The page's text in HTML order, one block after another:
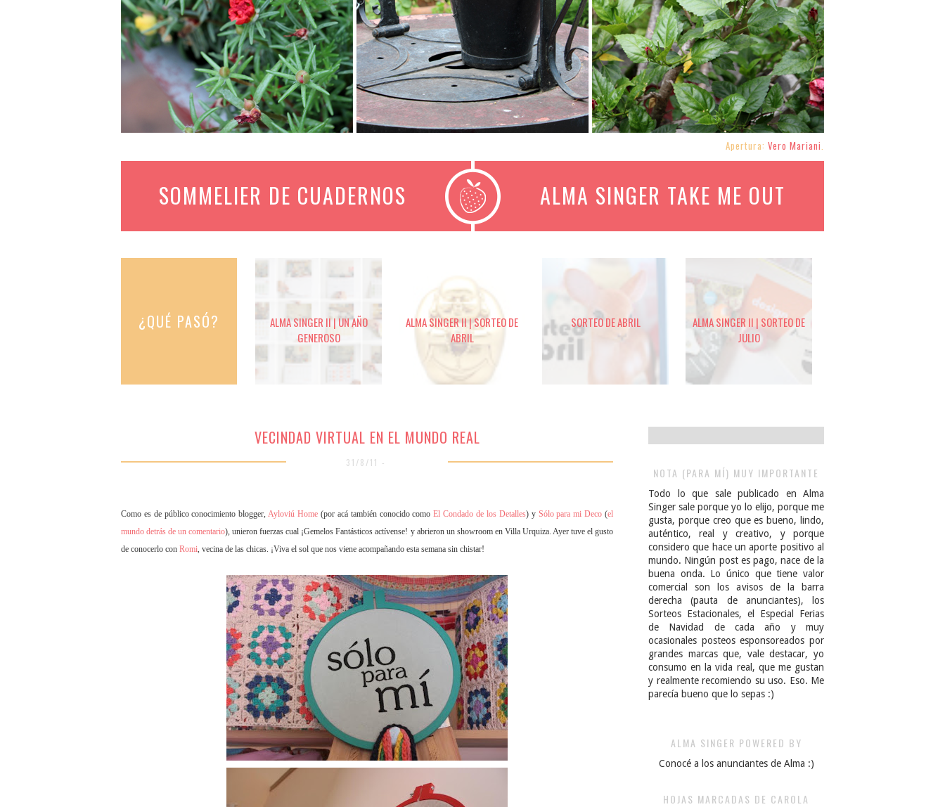
Apertura: Vero Mariani.
SOMMELIER DE CUADERNOS ALMA SINGER TAKE ME OUT
¿QUÉ PASÓ?
ALMA SINGER II | UN AÑO
GENEROSO
ALMA SINGER II | SORTEO DE
ABRIL
SORTEO DE ABRIL
ALMA SINGER II | SORTEO DE
JULIO
VECINDAD VIRTUAL EN EL MUNDO REAL
31/8/11 -
Como es de público conocimiento blogger,Ayloviú Home (por acá también conocido comoEl Condado de los Detalles) y Sólo para mi Deco (el
mundo detrás de un comentario), unieron fuerzas cual ¡Gemelos Fantásticos actívense! y abrieron un showroom en Villa Urquiza. Ayer tuve el gusto
de conocerlo con Romi, vecina de las chicas. ¡Viva el sol que nos viene acompañando esta semana sin chistar!
NOTA (PARA MÍ) MUY IMPORTANTE
Todo lo que sale publicado en Alma
Singer sale porque yo lo elijo, porque me
gusta, porque creo que es bueno, lindo,
auténtico, real y creativo, y porque
considero que hace un aporte positivo al
mundo. Ningún post es pago, nace de la
buena onda. Lo único que tiene valor
comercial son los avisos de la barra
derecha (pauta de anunciantes), los
Sorteos Estacionales, el Especial Ferias
de Navidad de cada año y muy
ocasionales posteos esponsoreados por
grandes marcas que, vale destacar, yo
consumo en la vida real, que me gustan
y realmente recomiendo su uso. Eso. Me
parecía bueno que lo sepas :)
ALMA SINGER POWERED BY
Conocé a los anunciantes de Alma :)
HOJAS MARCADAS DE CAROLA